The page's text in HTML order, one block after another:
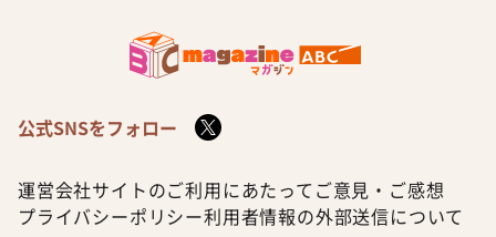
公式SNSをフォロー
運営会社サイトのご利用にあたって ご意見・ご感想
プライバシーポリシー利用者情報の外部送信について